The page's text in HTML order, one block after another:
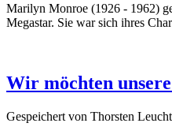
Marilyn Monroe (1926 - 1962)
Megastar. Sie war sich ihres
Wir möchten
Gespeichert von Thorsten Leucht